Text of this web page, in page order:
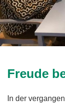
Freude
In der